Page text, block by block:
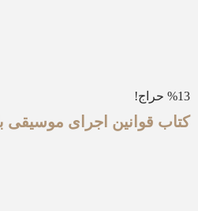
%13 حراج!
کتاب قوانین اجرای موسیقی